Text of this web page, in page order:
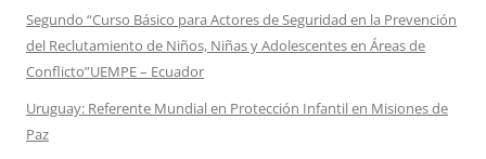
Segundo “Curso Básico para Actores de Seguridad en la Prevención
del Reclutamiento de Niños, Niñas y Adolescentes en Áreas de
Conflicto”UEMPE – Ecuador
Uruguay: Referente Mundial en Protección Infantil en Misiones de
Paz